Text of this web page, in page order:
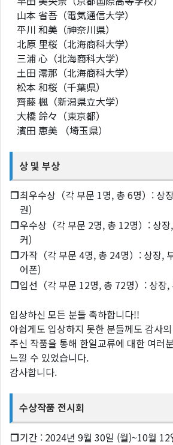
山本 省吾（電気通信大学）
平川 和美（神奈川県）
北原 里桜（北海商科大学）
三浦 心（北海商科大学）
土田 澪那（北海商科大学）
松本 和桜（千葉県）
齊藤 楓（新潟県立大学）
大橋 鈴々（東京都）
濱田 恵美 （埼玉県）
상 및 부상
❐최우수상（각 부문 1명, 총 6명）: 상
권)
❐우수상（각 부문 2명, 총 12명）: 상
커)
❐가작（각 부문 4명, 총 24명）: 상장,
어폰)
❐입선（각 부문 12명, 총 72명）: 상장,
입상하신 모든 분들 축하합니다!!
아쉽게도 입상하지 못한 분들께도 감사
주신 작품을 통해 한일교류에 대한 여러
느낄 수 있었습니다.
감사합니다.
수상작품 전시회
❐기간 : 2024년 9월 30일 (월)~10월 12